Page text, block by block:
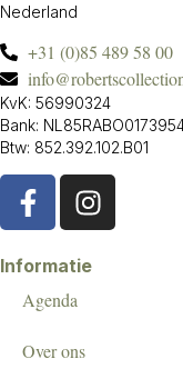
Nederland
+31 (0)85 489 58 00
KvK: 56990324
Bank:
Btw: 852.392.102.B01
Informatie
Agenda
Over ons